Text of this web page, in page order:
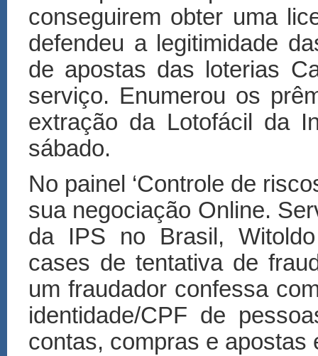
conseguirem obter uma
defendeu a legitimidade
de apostas das loterias
serviço. Enumerou os
extração da Lotofácil da
sábado.
No painel ‘Controle de
sua negociação Online.
da IPS no Brasil,
cases de tentativa de
um fraudador confessa
identidade/CPF de
contas, compras e apostas